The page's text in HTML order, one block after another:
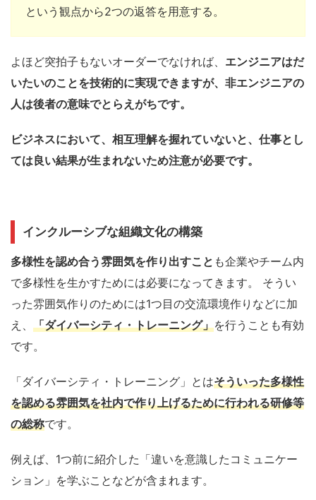
という観点から2つの返答を用意する。
よほど突拍子もないオーダーでなければ、 エンジニアはだ
いたいのことを技術的に実現できますが、非エンジニアの
人は後者の意味でとらえがちです。
ビジネスにおいて、相互理解を握れていないと、仕事とし
ては良い結果が生まれないため注意が必要です。
インクルーシブな組織文化の構築
多様性を認め合う雰囲気を作り出すこと も企業やチーム内
で多様性を生かすためには必要になってきます。
そうい
った雰囲気作りのためには1つ目の交流環境作りなどに加
え、 「ダイバーシティ・トレーニング」を行うことも有効
です。
「ダイバーシティ ・トレーニング 」 とはそういった多様性
を認める雰囲気を社内で作り上げるために行われる研修等
の総称です。
例えば、 1つ前に紹介した「違いを意識した コミュニケー
ション 」 を学ぶこと などが含まれます。